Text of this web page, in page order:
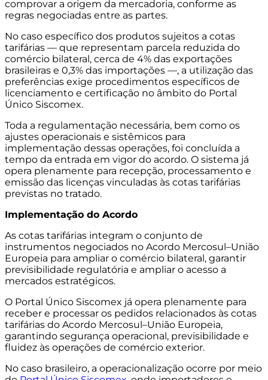
comprovar a origem da mercadoria, conforme as
regras negociadas entre as partes.
No caso específico dos produtos sujeitos a cotas
tarifárias — que representam parcela reduzida do
comércio bilateral, cerca de 4% das exportações
brasileiras e 0,3% das importações —, a utilização das
preferências exige procedimentos específicos de
licenciamento e certificação no âmbito do Portal
Único Siscomex.
Toda a regulamentação necessária, bem como os
ajustes operacionais e sistêmicos para
implementação dessas operações, foi concluída a
tempo da entrada em vigor do acordo. O sistema já
opera plenamente para recepção, processamento e
emissão das licenças vinculadas às cotas tarifárias
previstas no tratado.
Implementação do Acordo
As cotas tarifárias integram o conjunto de
instrumentos negociados no Acordo Mercosul–União
Europeia para ampliar o comércio bilateral, garantir
previsibilidade regulatória e ampliar o acesso a
mercados estratégicos.
O Portal Único Siscomex já opera plenamente para
receber e processar os pedidos relacionados às cotas
tarifárias do Acordo Mercosul–União Europeia,
garantindo segurança operacional, previsibilidade e
fluidez às operações de comércio exterior.
No caso brasileiro, a operacionalização ocorre por meio